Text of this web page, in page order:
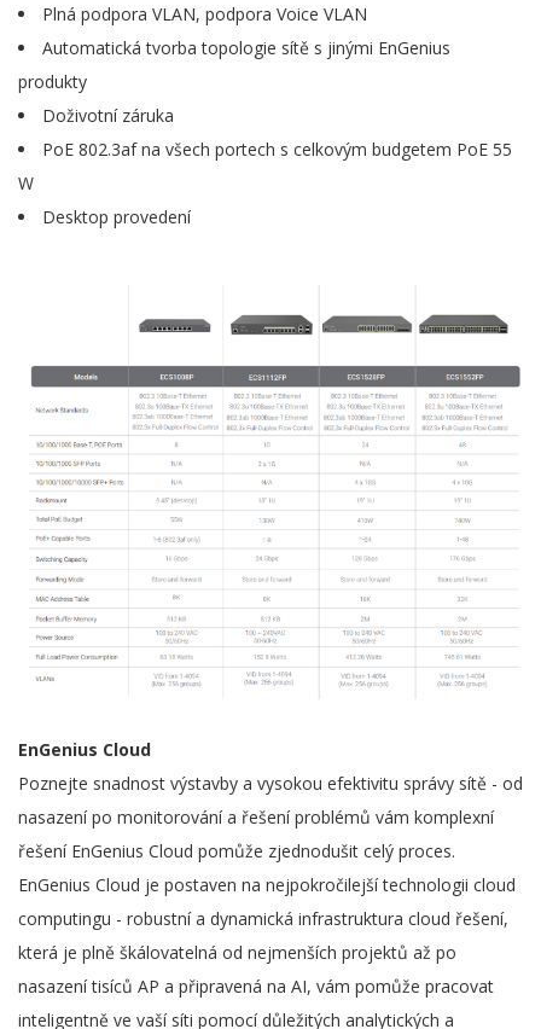
Plná podpora VLAN, podpora Voice VLAN
Automatická tvorba topologie sítě s jinými EnGenius
produkty
Doživotní záruka
PoE 802.3af na všech portech s celkovým budgetem PoE 55
W
Desktop provedení
EnGenius Cloud
Poznejte snadnost výstavby a vysokou efektivitu správy sítě - od
nasazení po monitorování a řešení problémů vám komplexní
řešení EnGenius Cloud pomůže zjednodušit celý proces.
EnGenius Cloud je postaven na nejpokročilejší technologii cloud
computingu - robustní a dynamická infrastruktura cloud řešení,
která je plně škálovatelná od nejmenších projektů až po
nasazení tisíců AP a připravená na AI, vám pomůže pracovat
inteligentně ve vaší síti pomocí důležitých analytických a